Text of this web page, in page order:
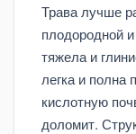
Трава лучше
плодородной
тяжела и
легка и полна
кислотную
доломит.